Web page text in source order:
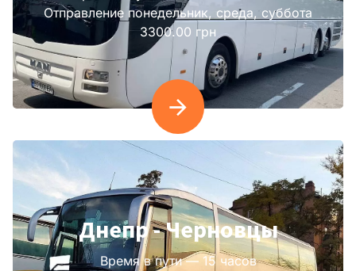
Отправление понедельник, среда, суббота
3300.00 грн
Днепр - Черновцы
Время в пути — 15 часов